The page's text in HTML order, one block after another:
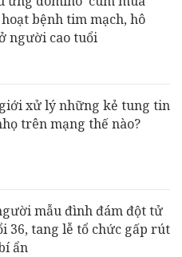
bệnh tim mạch, hô
người cao tuổi
xử lý những kẻ tung tin
trên mạng thế nào?
mẫu đình đám đột tử
36, tang lễ tổ chức gấp rút
ẩn